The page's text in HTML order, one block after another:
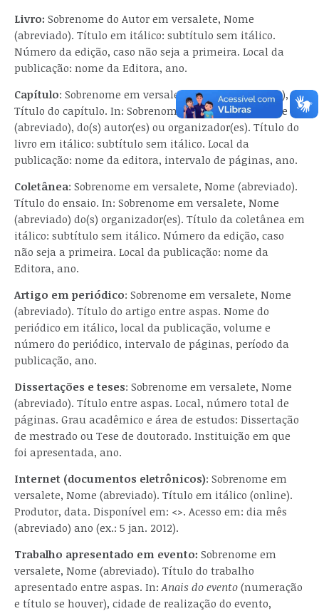
Livro: Sobrenome do Autor em versalete, Nome
(abreviado). Título em itálico: subtítulo sem itálico.
Número da edição, caso não seja a primeira. Local da
publicação: nome da Editora, ano.
Capítulo: Sobrenome em versalete, Nome (abreviado),
Título do capítulo. In: Sobrenome em versalete, Nome
(abreviado), do(s) autor(es) ou organizador(es). Título do
livro em itálico: subtítulo sem itálico. Local da
publicação: nome da editora, intervalo de páginas, ano.
Coletânea: Sobrenome em versalete, Nome (abreviado).
Título do ensaio. In: Sobrenome em versalete, Nome
(abreviado) do(s) organizador(es). Título da coletânea em
itálico: subtítulo sem itálico. Número da edição, caso
não seja a primeira. Local da publicação: nome da
Editora, ano.
Artigo em periódico: Sobrenome em versalete, Nome
(abreviado). Título do artigo entre aspas. Nome do
periódico em itálico, local da publicação, volume e
número do periódico, intervalo de páginas, período da
publicação, ano.
Dissertações e teses: Sobrenome em versalete, Nome
(abreviado). Título entre aspas. Local, número total de
páginas. Grau acadêmico e área de estudos: Dissertação
de mestrado ou Tese de doutorado. Instituição em que
foi apresentada, ano.
Internet (documentos eletrônicos): Sobrenome em
versalete, Nome (abreviado). Título em itálico (online).
Produtor, data. Disponível em: <>. Acesso em: dia mês
(abreviado) ano (ex.: 5 jan. 2012).
Trabalho apresentado em evento: Sobrenome em
versalete, Nome (abreviado). Título do trabalho
apresentado entre aspas. In:Anais do evento (numeração
e título se houver), cidade de realização do evento,